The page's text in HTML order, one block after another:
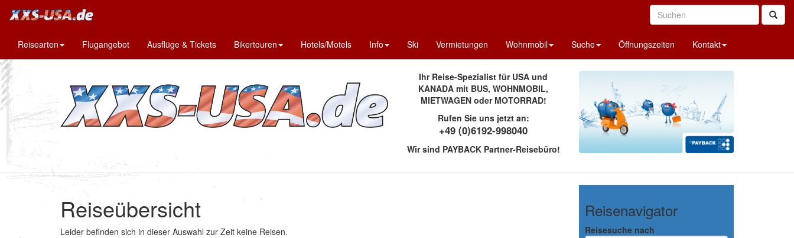
Ihr Reise-Spezialist für USA und
KANADA mit BUS, WOHNMOBIL,
MIETWAGEN oder MOTORRAD!
Rufen Sie uns jetzt an:
+49 (0)6192-998040
Wir sind PAYBACK Partner-Reisebüro!
Reisearten Flugangebot Ausflüge & Tickets Bikertouren Hotels/Motels Info Ski Vermietungen Wohnmobil Suche Öffnungszeiten Kontakt
Reiseübersicht
Leider befinden sich in dieser Auswahl zur Zeit keine Reisen.
Reisenavigator
Reisesuche nach